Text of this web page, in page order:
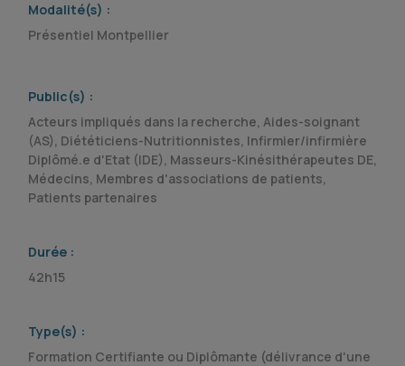
Modalité(s) :
Présentiel Montpellier
Public(s) :
Acteurs impliqués dans la recherche, Aides-soignant
(AS), Diététiciens-Nutritionnistes, Infirmier/infirmière
Diplômé.e d'Etat (IDE), Masseurs-Kinésithérapeutes DE,
Médecins, Membres d'associations de patients,
Patients partenaires
Durée :
42h15
Type(s) :
Formation Certifiante ou Diplômante (délivrance d'une